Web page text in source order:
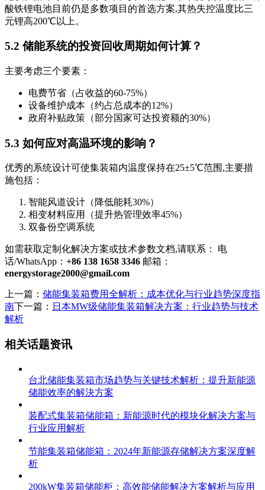
酸铁锂电池目前仍是多数项目的首选方案,其热失控温度比三
元锂高200℃以上。
5.2 储能系统的投资回收周期如何计算？
主要考虑三个要素：
电费节省（占收益的60-75%）
设备维护成本（约占总成本的12%）
政府补贴政策（部分国家可达投资额的30%）
5.3 如何应对高温环境的影响？
优秀的系统设计可使集装箱内温度保持在25±5℃范围,主要措
施包括：
智能风道设计（降低能耗30%）
相变材料应用（提升热管理效率45%）
双备份空调系统
如需获取定制化解决方案或技术参数文档,请联系： 电
话/WhatsApp： +86 138 1658 3346 邮箱：
energystorage2000@gmail.com
上一篇： 储能集装箱费用全解析：成本优化与行业趋势深度指
南 下一篇： 日本MW级储能集装箱解决方案：行业趋势与技术
解析
相关话题资讯
台北储能集装箱市场趋势与关键技术解析：提升新能源
储能效率的解決方案
装配式集装箱储能箱：新能源时代的模块化解决方案与
行业应用解析
节能集装箱储能箱：2024年新能源存储解决方案深度解
析
200kW集装箱储能柜：高效能储能解决方案解析与应用